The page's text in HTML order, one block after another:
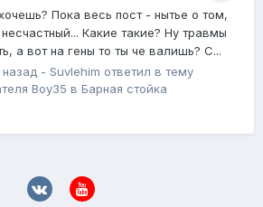
Пока весь пост - нытье о том,
Какие такие? Ну травмы
а вот на гены то ты че валишь? С...
- Suvlehim ответил в тему
Boy35 в Барная стойка